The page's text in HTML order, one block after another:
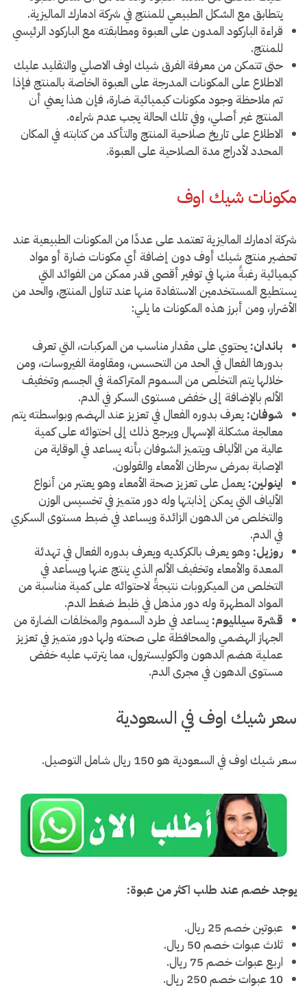
يتطابق مع الشكل الطبيعي للمنتج في شركة ادمارك الماليزية.
قراءة الباركود المدون على العبوة ومطابقته مع الباركود الرئيسي
للمنتج.
حتى تتمكن من معرفة الفرق شيك اوف الاصلي والتقليد عليك
الاطلاع على المكونات المدرجة على العبوة الخاصة بالمنتج فإذا
تم ملاحظة وجود مكونات كيميائية ضارة، فإن هذا يعني أن
المنتج غير أصلي، وفي تلك الحالة يجب عدم شراءه.
الاطلاع على تاريخ صلاحية المنتج والتأكد من كتابته في المكان
المحدد لأدراج مدة الصلاحية على العبوة.
مكونات شيك اوف
شركة ادمارك الماليزية تعتمد على عددًا من المكونات الطبيعية عند
تحضير منتج شيك أوف دون إضافة أي مكونات ضارة أو مواد
كيميائية رغبةً منها في توفير أقصى قدر ممكن من الفوائد التي
يستطيع المستخدمين الاستفادة منها عند تناول المنتج، والحد من
الأضرار، ومن أبرز هذه المكونات ما يلي:
باندان: يحتوي على مقدار مناسب من المركبات، التي تعرف
بدورها الفعال في الحد من التحسس، ومقاومة الفيروسات، ومن
خلالها يتم التخلص من السموم المتراكمة في الجسم وتخفيف
الألم بالإضافة إلى خفض مستوى السكر في الدم.
شوفان: يعرف بدوره الفعال في تعزيز عند الهضم وبواسطته يتم
معالجة مشكلة الإسهال ويرجع ذلك إلى احتوائه على كمية
عالية من الألياف ويتميز الشوفان بأنه يساعد في الوقاية من
الإصابة بمرض سرطان الأمعاء والقولون.
اينولين: يعمل على تعزيز صحة الأمعاء وهو يعتبر من أنواع
الألياف التي يمكن إذابتها وله دور متميز في تخسيس الوزن
والتخلص من الدهون الزائدة ويساعد في ضبط مستوى السكري
في الدم.
روزيل: وهو يعرف بالكركديه ويعرف بدوره الفعال في تهدئة
المعدة والأمعاء وتخفيف الألم الذي ينتج عنها ويساعد في
التخلص من الميكروبات نتيجةً لاحتوائه على كمية مناسبة من
المواد المطهرة وله دور مذهل في ظبط ضغط الدم.
قشرة سيلليوم: يساعد في طرد السموم والمخلفات الضارة من
الجهاز الهضمي والمحافظة على صحته ولها دور متميز في تعزيز
عملية هضم الدهون والكوليسترول، مما يترتب عليه خفض
مستوى الدهون في مجرى الدم.
سعر شيك اوف في السعودية
سعر شيك اوف في السعودية هو 150 ريال شامل التوصيل.
يوجد خصم عند طلب اكثر من عبوة:
عبوتين خصم 25 ريال.
ثلاث عبوات خصم 50 ريال.
اربع عبوات خصم 75 ريال.
10 عبوات خصم 250 ريال.